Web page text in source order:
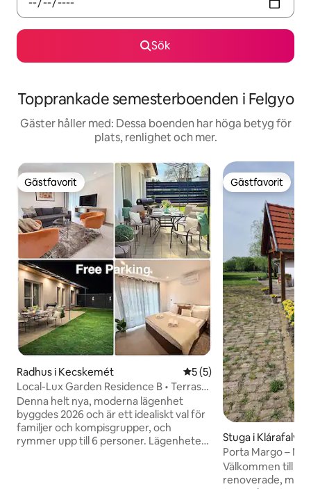
Sök
Topprankade semesterboenden i Felgyo
Gäster håller med: Dessa boenden har höga betyg för
plats, renlighet och mer.
Gästfavorit
Gästfavorit
Radhus i Kecskemét 5 av 5 i genomsnittligt
5 (5)
Local-Lux Garden Residence B • Terrass
• Grill
Denna helt nya, moderna lägenhet
byggdes 2026 och är ett idealiskt val för
familjer och kompisgrupper, och
rymmer upp till 6 personer. Lägenheten
Gästfavorit
Gästfavorit
Stuga i Klárafalva
Porta Margo –
Szeged
Välkommen till
renoverade,